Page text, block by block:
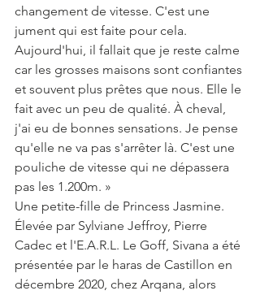
changement de vitesse. C'est une
jument qui est faite pour cela.
Aujourd'hui, il fallait que je reste calme
car les grosses maisons sont confiantes
et souvent plus prêtes que nous. Elle le
fait avec un peu de qualité. À cheval,
j'ai eu de bonnes sensations. Je pense
qu'elle ne va pas s'arrêter là. C'est une
pouliche de vitesse qui ne dépassera
pas les 1.200m. »
Une petite-fille de Princess Jasmine.
Élevée par Sylviane Jeffroy, Pierre
Cadec et l'E.A.R.L. Le Goff, Sivana a été
présentée par le haras de Castillon en
décembre 2020, chez Arqana, alors